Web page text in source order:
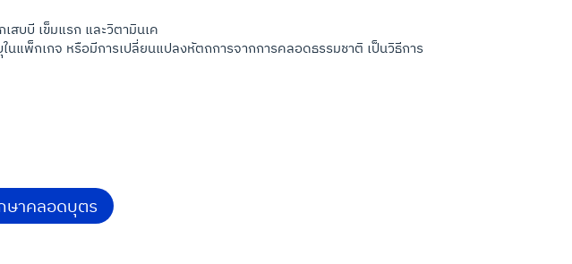
สบบี เข็มแรก และวิตามินเค
แพ็กเกจ หรือมีการเปลี่ยนแปลงหัตถการจากการคลอดธรรมชาติ เป็นวิธีการ
ษาคลอดบุตร